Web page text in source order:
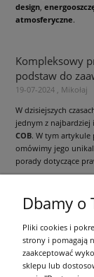
design
atmosferyczne.
Kompleksowy
podstaw do
19-07-2024 , Mikołaj
W dzisiejszych
jednym z najbardziej
COB. W tym artykule
omówimy jego
porady dotyczące
Dbamy o
Pliki cookies i
strony i pomagają
zaakceptować
sklepu lub